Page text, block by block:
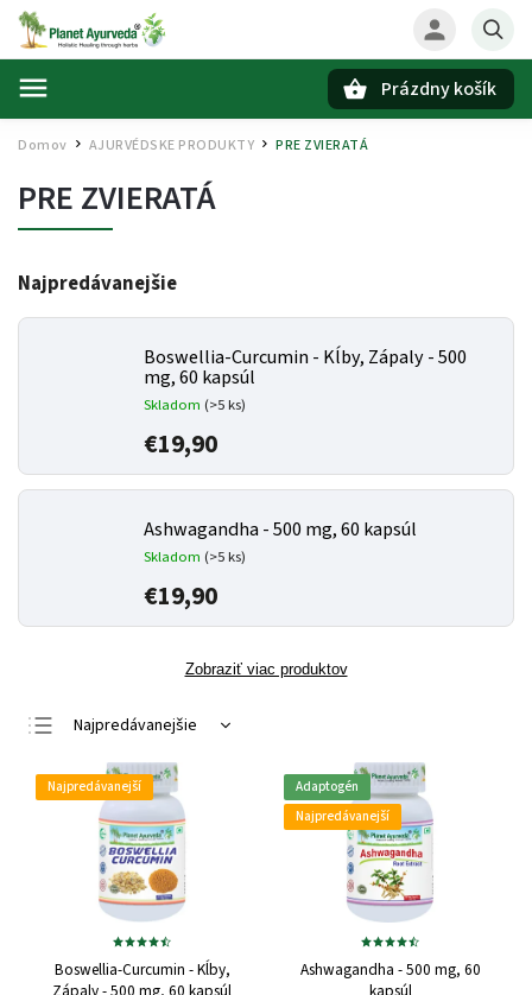
Prázdny košík
Domov AJURVÉDSKE PRODUKTY / PRE ZVIERATÁ
PRE ZVIERATÁ
Najpredávanejšie
Boswellia-Curcumin - Kĺby, Zápaly - 500
mg, 60 kapsúl
Skladom (>5 ks)
€19,90
Ashwagandha - 500 mg, 60 kapsúl
Skladom (>5 ks)
€19,90
Zobraziť viac produktov
Najpredávanejšie
Najlacnejšie
Najdrahšie
Abecedne
Najpredávanejší
Boswellia-Curcumin - Kĺby,
Zápaly - 500 mg, 60 kapsúl
Adaptogén
Najpredávanejší
Ashwagandha - 500 mg, 60
kapsúl